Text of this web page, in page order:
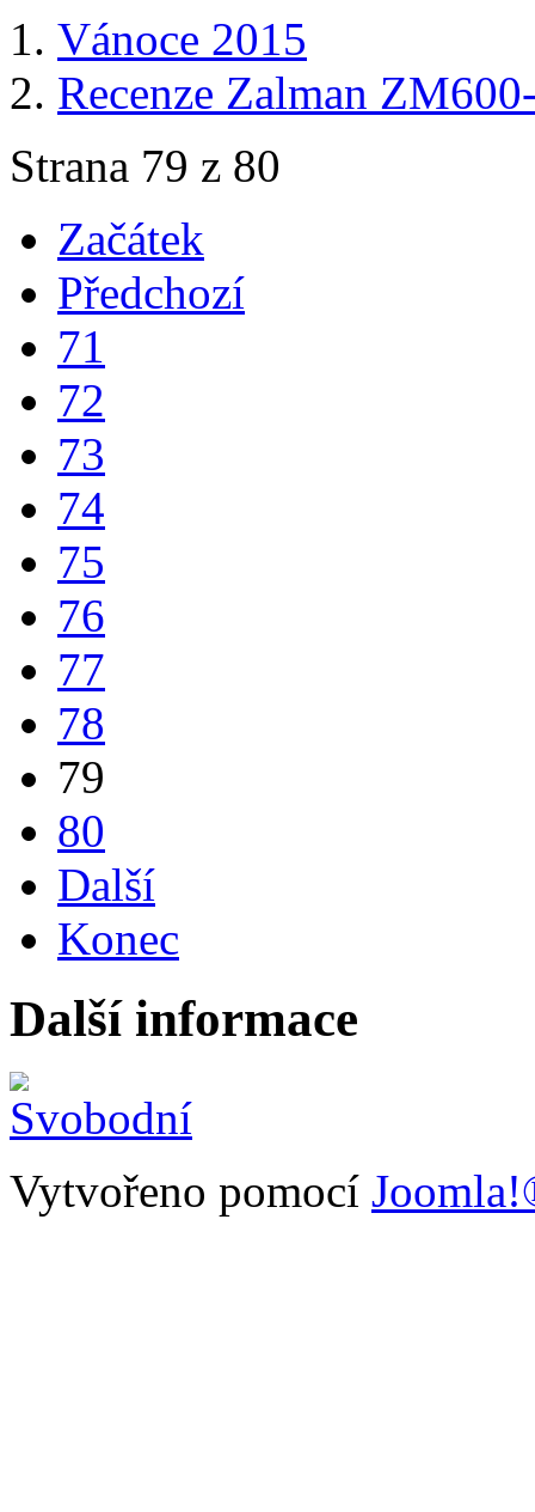
Vánoce 2015
Recenze Zalman
Strana 79 z 80
Začátek
Předchozí
71
72
73
74
75
76
77
78
79
80
Další
Konec
Další informace
Vytvořeno pomocí